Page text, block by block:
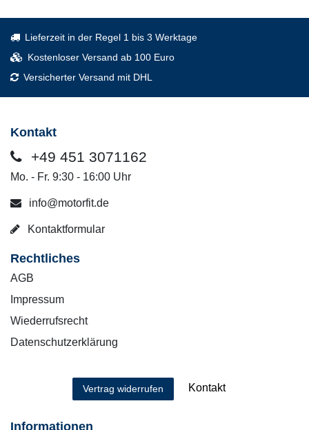
Lieferzeit in der Regel 1 bis 3 Werktage
Kostenloser Versand ab 100 Euro
Versicherter Versand mit DHL
Kontakt
+49 451 3071162
Mo. - Fr. 9:30 - 16:00 Uhr
info@motorfit.de
Kontaktformular
Rechtliches
AGB
Impressum
Wiederrufsrecht
Datenschutzerklärung
Vertrag widerrufen Kontakt
Informationen